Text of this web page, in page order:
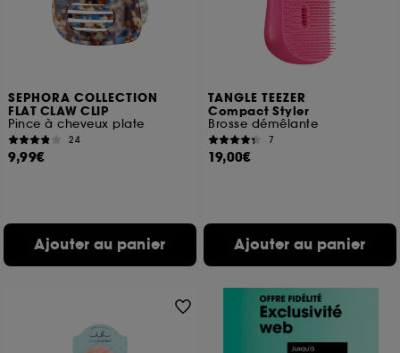
SEPHORA COLLECTION
FLAT CLAW CLIP
Pince à cheveux plate
24
9,99€
Ajouter au panier
TANGLE TEEZER
Compact Styler
Brosse démêlante
7
19,00€
Ajouter au panier